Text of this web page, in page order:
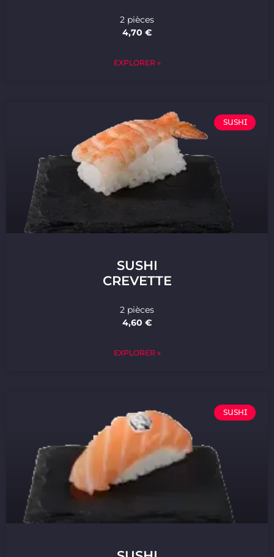
2 pièces
4,70 €
EXPLORER »
SUSHI
SUSHI
CREVETTE
2 pièces
4,60 €
EXPLORER »
SUSHI